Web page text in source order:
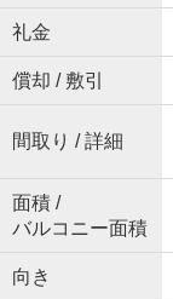
礼金
償却 / 敷引
間取り / 詳細
面積 /
バルコニー面積
向き